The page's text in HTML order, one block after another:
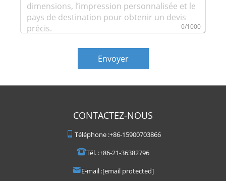
0/1000
Envoyer
CONTACTEZ-NOUS
Téléphone :+86-15900703866
Tél. :+86-21-36382796
E-mail :[email protected]